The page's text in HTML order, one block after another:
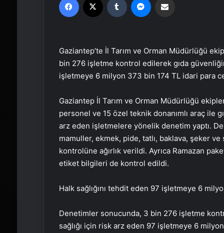
Gaziantep’te İl Tarım ve Orman Müdürlüğü
bin 276 işletme kontrol edilerek gıda
işletmeye 6 milyon 373 bin 174 TL idari para
Gaziantep İl Tarım ve Orman Müdürlüğü
personel ve 15 özel teknik donanımlı araç ile
arz eden işletmelere yönelik denetim yaptı.
mamuller, ekmek, pide, tatlı, baklava, şeker
kontrolüne ağırlık verildi. Ayrıca Ramazan
etiket bilgileri de kontrol edildi.
Halk sağlığını tehdit eden 97 işletmeye 6
Denetimler sonucunda, 3 bin 276 işletme
sağlığı için risk arz eden 97 işletmeye 6